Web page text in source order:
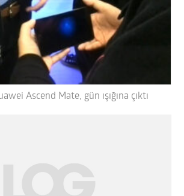
Ascend Mate, gün ışığına çıktı